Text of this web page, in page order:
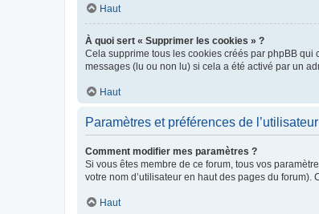
Haut
À quoi sert « Supprimer les cookies » ?
Cela supprime tous les cookies créés par phpBB
messages (lu ou non lu) si cela a été activé par un
Haut
Paramètres et préférences de l’utilisateur
Comment modifier mes paramètres ?
Si vous êtes membre de ce forum, tous vos
votre nom d’utilisateur en haut des pages du
Haut